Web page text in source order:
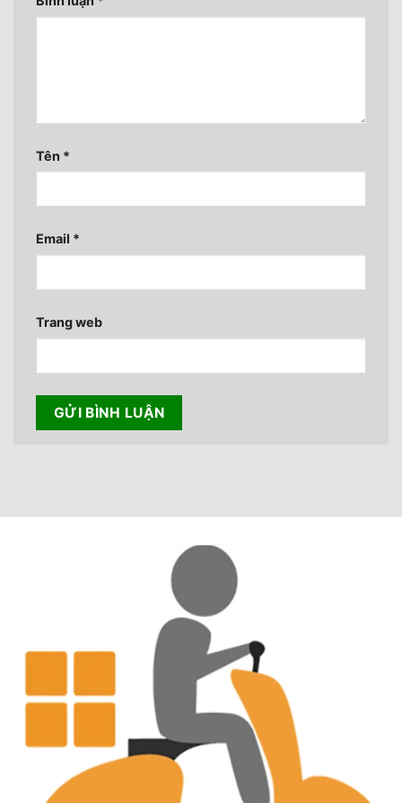
Tên *
Email *
Trang web